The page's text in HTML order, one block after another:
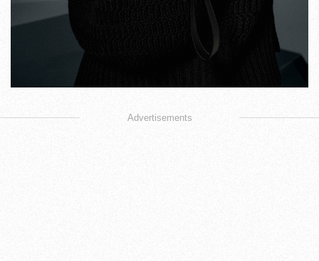
Advertisements